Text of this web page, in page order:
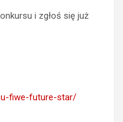
i zgłoś się już
fiwe-future-star/